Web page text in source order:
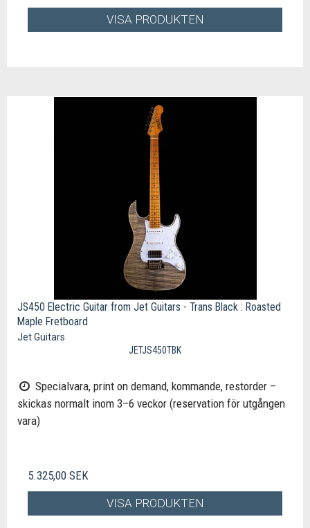
VISA PRODUKTEN
JS450 Electric Guitar from Jet Guitars - Trans Black : Roasted
Maple Fretboard
Jet Guitars
JETJS450TBK
Specialvara, print on demand, kommande, restorder –
skickas normalt inom 3–6 veckor (reservation för utgången
vara)
5.325,00 SEK
VISA PRODUKTEN